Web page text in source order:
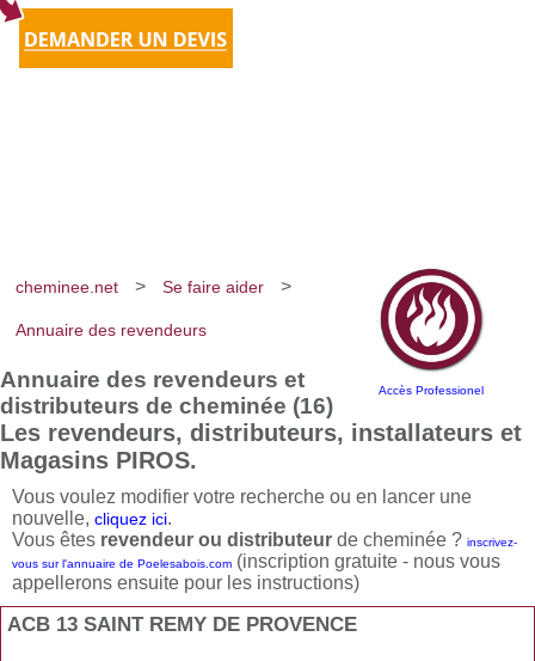
Accès Professionel
cheminee.net > Se faire aider >
Annuaire des revendeurs
Annuaire des revendeurs et
distributeurs de cheminée (16)
Les revendeurs, distributeurs, installateurs et
Magasins PIROS.
Vous voulez modifier votre recherche ou en lancer une
nouvelle, cliquez ici.
Vous êtes revendeur ou distributeur de cheminée ? inscrivez-
vous sur l'annuaire de Poelesabois.com (inscription gratuite - nous vous
appellerons ensuite pour les instructions)
ACB 13 SAINT REMY DE PROVENCE